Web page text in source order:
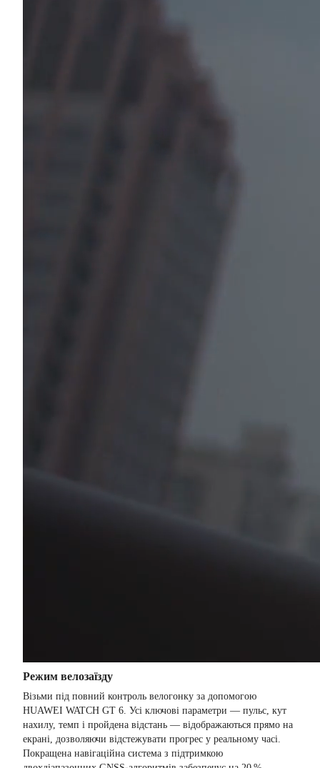
Режим велозаїзду
Візьми під повний контроль велогонку за допомогою
HUAWEI WATCH GT 6. Усі ключові параметри — пульс, кут
нахилу, темп і пройдена відстань — відображаються прямо на
екрані, дозволяючи відстежувати прогрес у реальному часі.
Покращена навігаційна система з підтримкою